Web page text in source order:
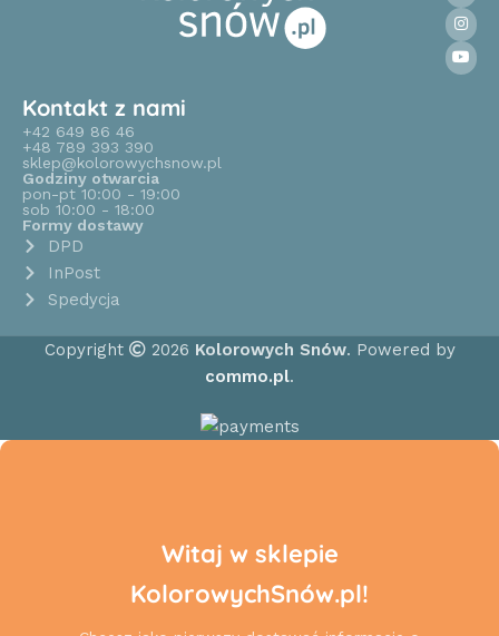
Kontakt z nami
+42 649 86 46
+48 789 393 390
sklep@kolorowychsnow.pl
Godziny otwarcia
pon-pt 10:00 - 19:00
sob 10:00 - 18:00
Formy dostawy
DPD
InPost
Spedycja
Copyright 2026 Kolorowych Snów. Powered by
commo.pl.
Witaj w sklepie
KolorowychSnów.pl!